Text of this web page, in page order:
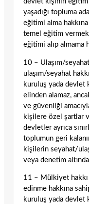
yaşadığı topluma
eğitimi alma
temel eğitim
eğitimi alıp almama
10 – Ulaşım/
ulaşım/seyahat
kuruluş yada devlet
elinden alamaz,
ve güvenliği
kişilere özel şartlar
devletler ayrıca
toplumun geri
kişilerin seyahat/
veya denetim
11 – Mülkiyet
edinme hakkına
kuruluş yada devlet